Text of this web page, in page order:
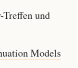
und
Models